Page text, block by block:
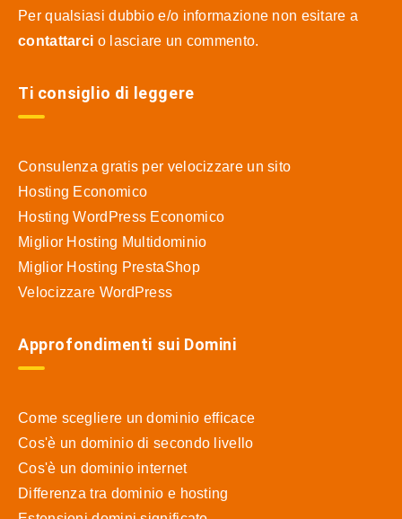
Per qualsiasi dubbio e/o informazione non esitare a
contattarci o lasciare un commento.
Ti consiglio di leggere
Consulenza gratis per velocizzare un sito
Hosting Economico
Hosting WordPress Economico
Miglior Hosting Multidominio
Miglior Hosting PrestaShop
Velocizzare WordPress
Approfondimenti sui Domini
Come scegliere un dominio efficace
Cos'è un dominio di secondo livello
Cos'è un dominio internet
Differenza tra dominio e hosting